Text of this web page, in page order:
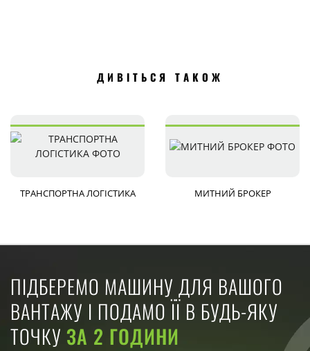
ДИВІТЬСЯ ТАКОЖ
ТРАНСПОРТНА ЛОГІСТИКА МИТНИЙ БРОКЕР
ПІДБЕРЕМО МАШИНУ ДЛЯ ВАШОГО
ВАНТАЖУ І ПОДАМО ЇЇ В БУДЬ-ЯКУ
ТОЧКУ ЗА 2 ГОДИНИ